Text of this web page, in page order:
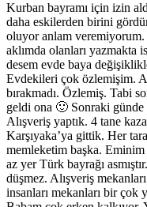
Kurban bayramı için izin
daha eskilerden birini
oluyor anlam
aklımda olanları yazmakta
desem evde baya
Evdekileri çok özlemişim.
bırakmadı. Özlemiş. Tabi
geldi ona 🙂 Sonraki günde
Alışveriş yaptık. 4 tane
Karşıyaka’ya gittik. Her
memleketim başka.
az yer Türk bayrağı
düşmez. Alışveriş
insanları mekanları bir